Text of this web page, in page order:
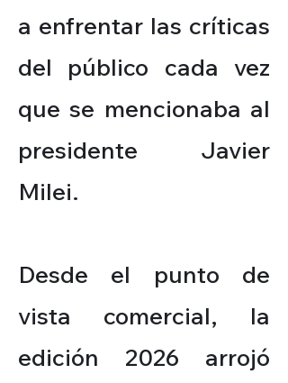
a enfrentar las críticas
del público cada vez
que se mencionaba al
presidente Javier
Milei.
Desde el punto de
vista comercial, la
edición 2026 arrojó